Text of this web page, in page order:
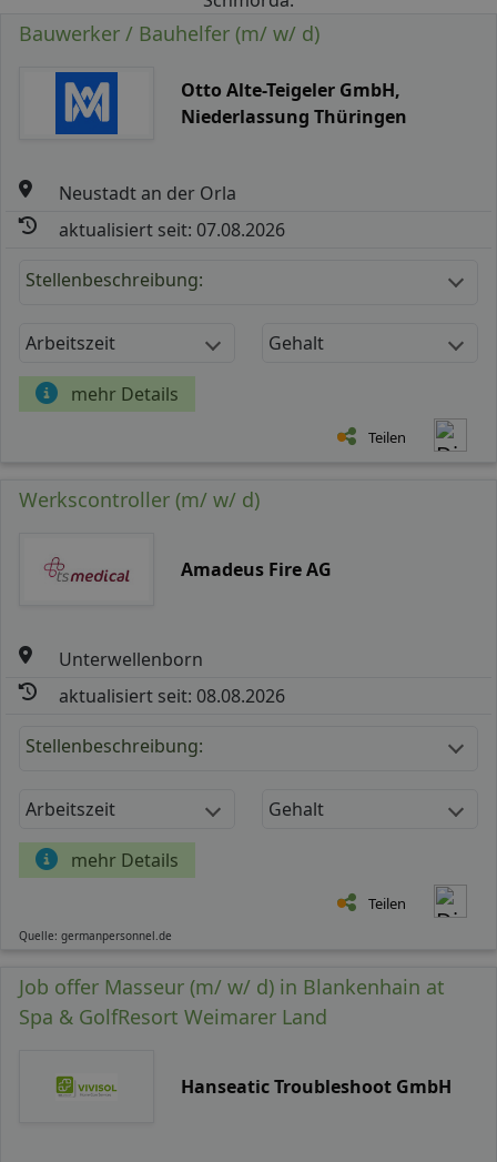
Bauwerker / Bauhelfer (m/ w/ d)
Otto Alte-Teigeler GmbH,
Niederlassung Thüringen
Neustadt an der Orla
aktualisiert seit: 07.08.2026
Stellenbeschreibung:
Arbeitszeit Gehalt
mehr Details
Teilen
Werkscontroller (m/ w/ d)
Amadeus Fire AG
Unterwellenborn
aktualisiert seit: 08.08.2026
Stellenbeschreibung:
Arbeitszeit Gehalt
mehr Details
Teilen
Quelle: germanpersonnel.de
Job offer Masseur (m/ w/ d) in Blankenhain at
Spa & GolfResort Weimarer Land
Hanseatic Troubleshoot GmbH